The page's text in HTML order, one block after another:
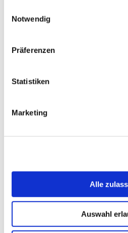
Notwendig
Präferenzen
Statistiken
Marketing
Alle
Auswahl
Praxiseinstieg in
Zusammenfassung des
13:00 – 14:00 Uhr:
Networking-Lunch und